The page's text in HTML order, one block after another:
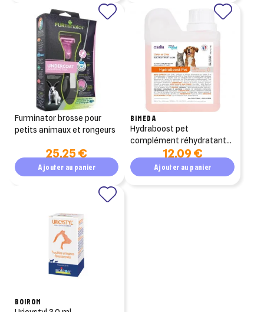
furminator brosse pour
petits animaux et rongeurs
25,25 €
Ajouter au panier
BIMEDA
hydraboost pet
complément réhydratant
chiens et chats (125ml)
12,09 €
Ajouter au panier
BOIRON